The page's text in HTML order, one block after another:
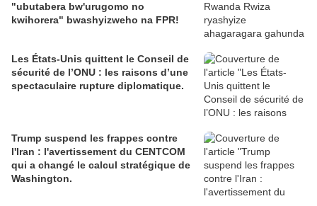
"ubutabera bw'urugomo no
kwihorera" bwashyizweho na FPR!
Les États-Unis quittent le Conseil de
sécurité de l’ONU : les raisons d’une
spectaculaire rupture diplomatique.
Trump suspend les frappes contre
l'Iran : l'avertissement du CENTCOM
qui a changé le calcul stratégique de
Washington.